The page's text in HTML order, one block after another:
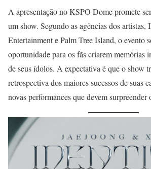
A apresentação no KSPO Dome promete
um show. Segundo as agências dos
Entertainment e Palm Tree Island, o evento
oportunidade para os fãs criarem memórias
de seus ídolos. A expectativa é que o show
retrospectiva dos maiores sucessos de suas
novas performances que devem surpreender